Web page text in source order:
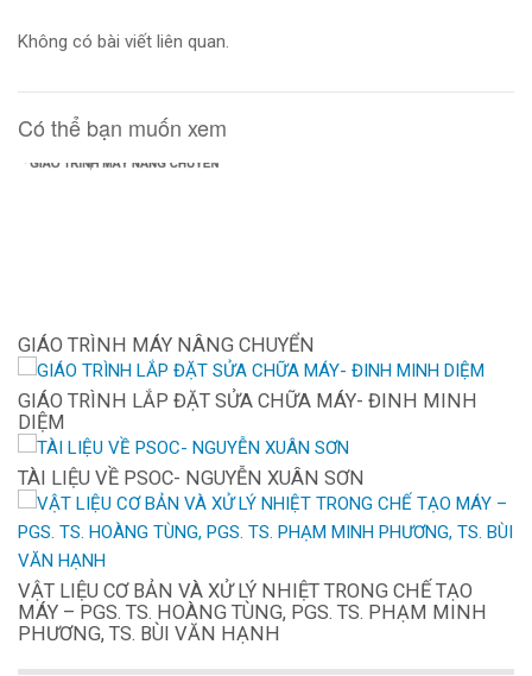
Không có bài viết liên quan.
Có thể bạn muốn xem
GIÁO TRÌNH MÁY NÂNG CHUYỂN
GIÁO TRÌNH LẮP ĐẶT SỬA CHỮA MÁY- ĐINH MINH
DIỆM
TÀI LIỆU VỀ PSOC- NGUYỄN XUÂN SƠN
VẬT LIỆU CƠ BẢN VÀ XỬ LÝ NHIỆT TRONG CHẾ TẠO
MÁY – PGS. TS. HOÀNG TÙNG, PGS. TS. PHẠM MINH
PHƯƠNG, TS. BÙI VĂN HẠNH